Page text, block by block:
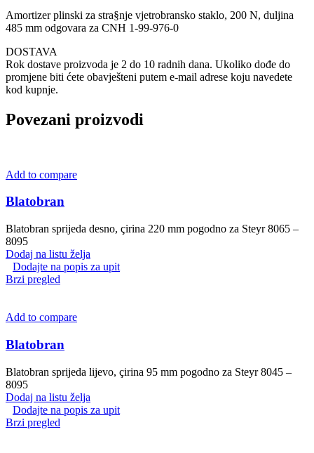
Amortizer plinski za stra§nje vjetrobransko staklo, 200 N, duljina
485 mm odgovara za CNH 1-99-976-0
DOSTAVA
Rok dostave proizvoda je 2 do 10 radnih dana. Ukoliko dođe do
promjene biti ćete obavješteni putem e-mail adrese koju navedete
kod kupnje.
Povezani proizvodi
Add to compare
Blatobran
Blatobran sprijeda desno, çirina 220 mm pogodno za Steyr 8065 –
8095
Dodaj na listu želja
Dodajte na popis za upit
Brzi pregled
Add to compare
Blatobran
Blatobran sprijeda lijevo, çirina 95 mm pogodno za Steyr 8045 –
8095
Dodaj na listu želja
Dodajte na popis za upit
Brzi pregled